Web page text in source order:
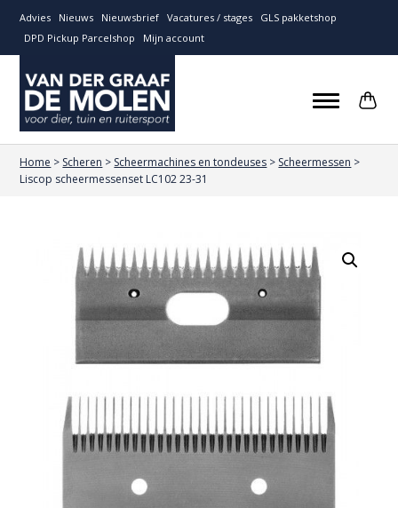
Advies Nieuws Nieuwsbrief Vacatures / stages
GLS pakketshop
DPD Pickup Parcelshop
Mijn account
Home > Scheren > Scheermachines en tondeuses > Scheermessen >
Liscop scheermessenset LC102 23-31